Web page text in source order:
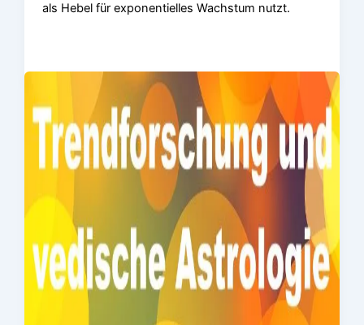
als Hebel für exponentielles Wachstum nutzt.